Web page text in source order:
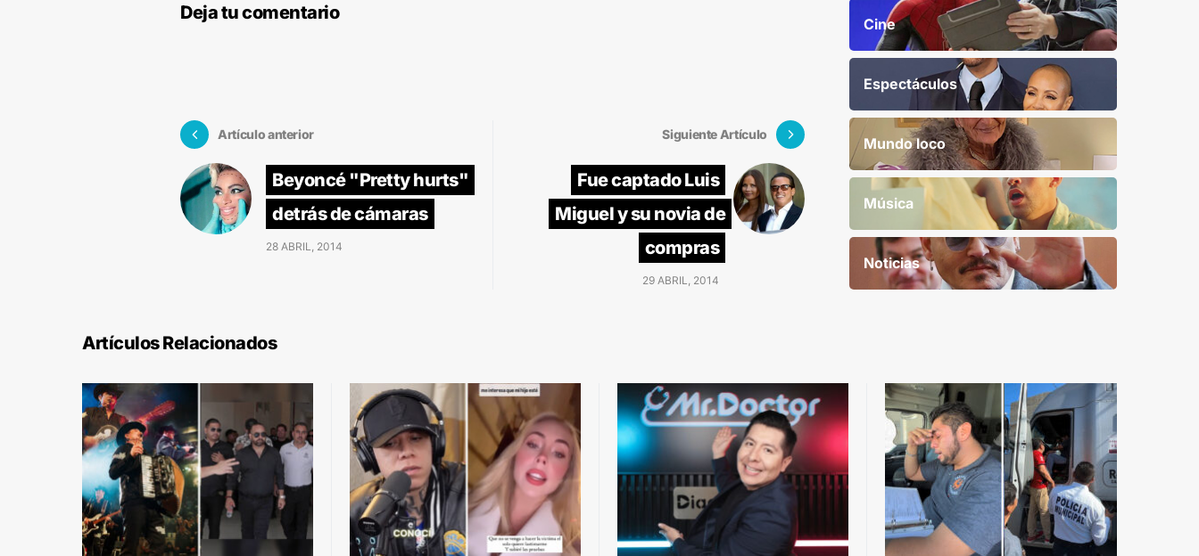
Deja tu comentario
Artículo anterior
Beyoncé "Pretty hurts"
detrás de cámaras
28 ABRIL, 2014
Siguiente Artículo
Fue captado Luis
Miguel y su novia de
compras
29 ABRIL, 2014
Cine
Espectáculos
Mundo loco
Música
Noticias
Artículos Relacionados